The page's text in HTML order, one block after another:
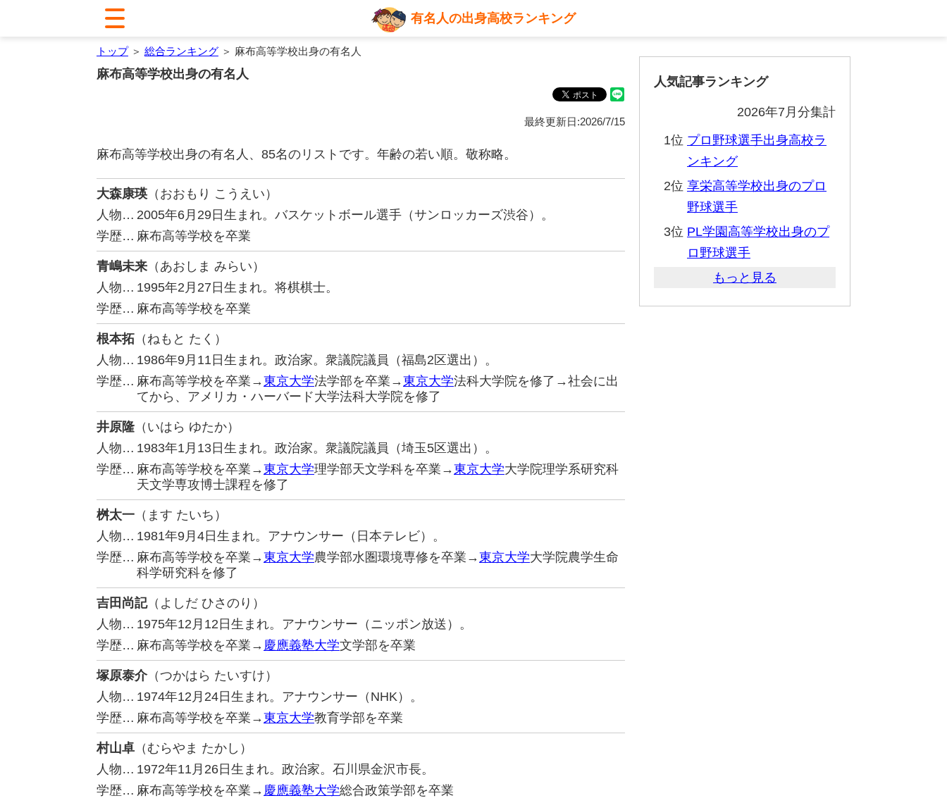
有名人の出身高校ランキング
トップ＞ 総合ランキング ＞ 麻布高等学校出身の有名人
麻布高等学校出身の有名人
最終更新日:2026/7/15
麻布高等学校出身の有名人、85名のリストです。年齢の若い順。敬称略。
大森康瑛 （おおもり こうえい）
人物… 2005年6月29日生まれ。バスケットボール選手（サンロッカーズ渋谷）。
学歴… 麻布高等学校を卒業
青嶋未来 （あおしま みらい）
人物… 1995年2月27日生まれ。将棋棋士。
学歴… 麻布高等学校を卒業
根本拓 （ねもと たく）
人物… 1986年9月11日生まれ。政治家。衆議院議員（福島2区選出）。
学歴… 麻布高等学校を卒業→東京大学法学部を卒業→東京大学法科大学院を修了→社会に出
てから、アメリカ・ハーバード大学法科大学院を修了
井原隆 （いはら ゆたか）
人物… 1983年1月13日生まれ。政治家。衆議院議員（埼玉5区選出）。
学歴… 麻布高等学校を卒業→東京大学理学部天文学科を卒業→東京大学大学院理学系研究科
天文学専攻博士課程を修了
桝太一 （ます たいち）
人物… 1981年9月4日生まれ。アナウンサー（日本テレビ）。
学歴… 麻布高等学校を卒業→東京大学農学部水圏環境専修を卒業→東京大学大学院農学生命
科学研究科を修了
吉田尚記（よしだ ひさのり）
人物… 1975年12月12日生まれ。アナウンサー（ニッポン放送）。
学歴… 麻布高等学校を卒業→ 慶應義塾大学文学部を卒業
塚原泰介（つかはら たいすけ）
人物… 1974年12月24日生まれ。アナウンサー（NHK）。
学歴… 麻布高等学校を卒業→東京大学教育学部を卒業
村山卓 （むらやま たかし）
人物… 1972年11月26日生まれ。政治家。石川県金沢市長。
学歴… 麻布高等学校を卒業→ 慶應義塾大学総合政策学部を卒業
人気記事ランキング
2026年7月分集計
1位 プロ野球選手出身高校ラ
ンキング
2位 享栄高等学校出身のプロ
野球選手
3位 PL学園高等学校出身のプ
ロ野球選手
もっと見る